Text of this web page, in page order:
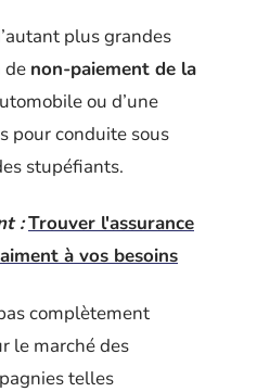
plus grandes
de non-paiement de la
ou d’une
pour conduite sous
stupéfiants.
:Trouver l'assurance
à vos besoins
complètement
le marché des
telles